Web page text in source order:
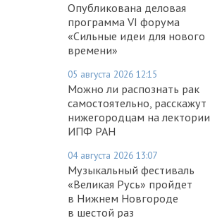
Опубликована деловая
программа VI форума
«Сильные идеи для нового
времени»
05 августа 2026 12:15
Можно ли распознать рак
самостоятельно, расскажут
нижегородцам на лектории
ИПФ РАН
04 августа 2026 13:07
Музыкальный фестиваль
«Великая Русь» пройдет
в Нижнем Новгороде
в шестой раз